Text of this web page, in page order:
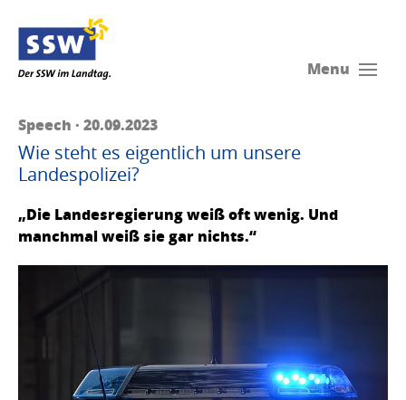
Menu
Speech · 20.09.2023
Wie steht es eigentlich um unsere
Landespolizei?
„Die Landesregierung weiß oft wenig. Und
manchmal weiß sie gar nichts.“